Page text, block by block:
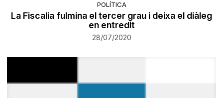
POLÍTICA
La Fiscalia fulmina el tercer grau i deixa el diàleg
en entredit
28/07/2020